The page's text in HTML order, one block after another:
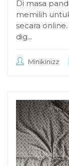
Di masa
memilih
secara
dig...
Minikinizz